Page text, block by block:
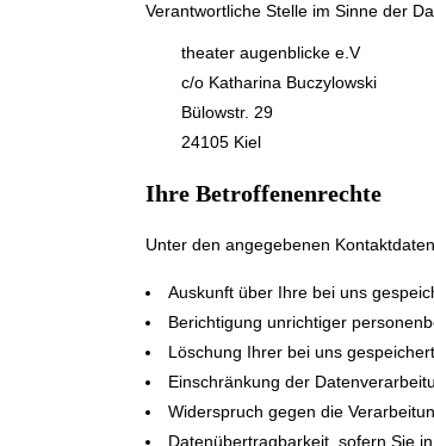
Verantwortliche Stelle im Sinne der
theater augenblicke e.V
c/o Katharina Buczylowski
Bülowstr. 29
24105 Kiel
Ihre Betroffenenrechte
Unter den angegebenen
Auskunft über Ihre bei uns
Berichtigung unrichtiger
Löschung Ihrer bei uns
Einschränkung der
Widerspruch gegen die
Datenübertragbarkeit, sofern Sie